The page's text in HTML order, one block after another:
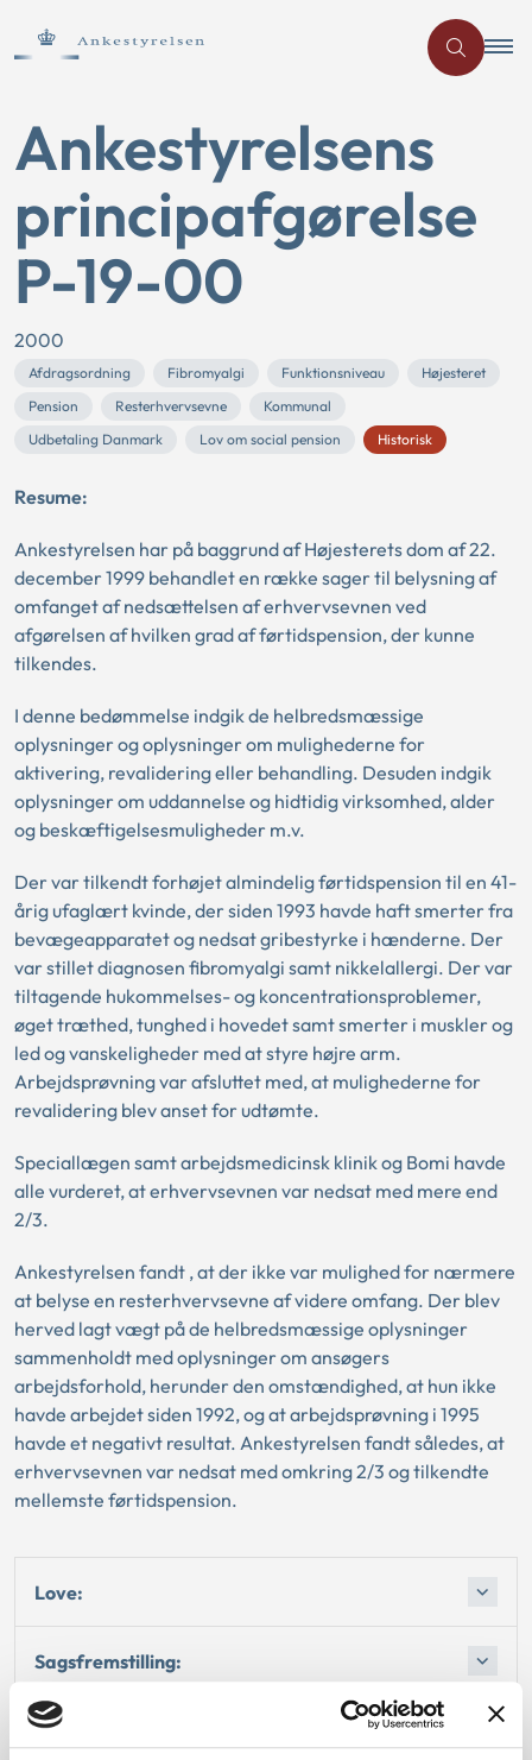
Ankestyrelsens
principafgørelse
P-19-00
2000
Afdragsordning Fibromyalgi Funktionsniveau
Højesteret
Pension
Resterhvervsevne
Kommunal
Udbetaling Danmark
Lov om social pension Historisk
Resume:
Ankestyrelsen har på baggrund af Højesterets dom af 22.
december 1999 behandlet en række sager til belysning af
omfanget af nedsættelsen af erhvervsevnen ved
afgørelsen af hvilken grad af førtidspension, der kunne
tilkendes.
I denne bedømmelse indgik de helbredsmæssige
oplysninger og oplysninger om mulighederne for
aktivering, revalidering eller behandling. Desuden indgik
oplysninger om uddannelse og hidtidig virksomhed, alder
og beskæftigelsesmuligheder m.v.
Der var tilkendt forhøjet almindelig førtidspension til en 41-
årig ufaglært kvinde, der siden 1993 havde haft smerter fra
bevægeapparatet og nedsat gribestyrke i hænderne. Der
var stillet diagnosen fibromyalgi samt nikkelallergi. Der var
tiltagende hukommelses- og koncentrationsproblemer,
øget træthed, tunghed i hovedet samt smerter i muskler og
led og vanskeligheder med at styre højre arm.
Arbejdsprøvning var afsluttet med, at mulighederne for
revalidering blev anset for udtømte.
Speciallægen samt arbejdsmedicinsk klinik og Bomi havde
alle vurderet, at erhvervsevnen var nedsat med mere end
2/3.
Ankestyrelsen fandt , at der ikke var mulighed for nærmere
at belyse en resterhvervsevne af videre omfang. Der blev
herved lagt vægt på de helbredsmæssige oplysninger
sammenholdt med oplysninger om ansøgers
arbejdsforhold, herunder den omstændighed, at hun ikke
havde arbejdet siden 1992, og at arbejdsprøvning i 1995
havde et negativt resultat. Ankestyrelsen fandt således, at
erhvervsevnen var nedsat med omkring 2/3 og tilkendte
mellemste førtidspension.
Love:
Sagsfremstilling:
Afgørelse: